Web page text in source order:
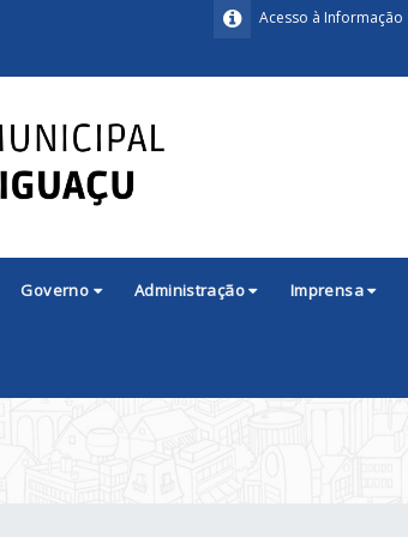
Acesso à Informação
Governo Administração Imprensa